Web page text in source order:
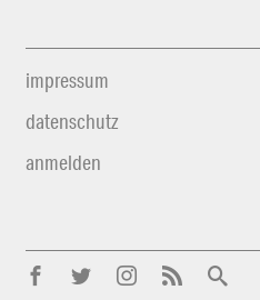
impressum
datenschutz
anmelden